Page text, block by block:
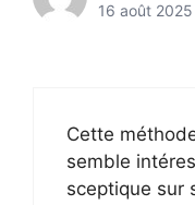
16 août
Cette
semble
sceptique sur